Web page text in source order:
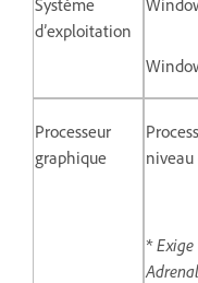
d’exploitation
Processeur
graphique
niveau
*